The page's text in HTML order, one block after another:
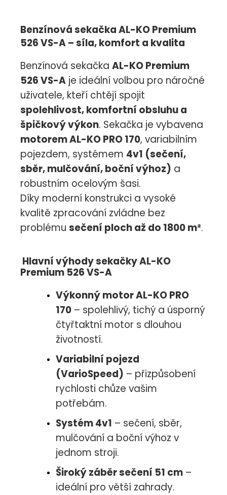
Benzínová sekačka AL-KO Premium
526 VS-A – síla, komfort a kvalita
Benzínová sekačka AL-KO Premium
526 VS-A je ideální volbou pro náročné
uživatele, kteří chtějí spojit
spolehlivost, komfortní obsluhu a
špičkový výkon. Sekačka je vybavena
motorem AL-KO PRO 170, variabilním
pojezdem, systémem 4v1 (sečení,
sběr, mulčování, boční výhoz) a
robustním ocelovým šasi.
Díky moderní konstrukci a vysoké
kvalitě zpracování zvládne bez
problému sečení ploch až do 1800 m².
Hlavní výhody sekačky AL-KO
Premium 526 VS-A
Výkonný motor AL-KO PRO
170 – spolehlivý, tichý a úsporný
čtyřtaktní motor s dlouhou
životností.
Variabilní pojezd
(VarioSpeed) – přizpůsobení
rychlosti chůze vašim
potřebám.
Systém 4v1 – sečení, sběr,
mulčování a boční výhoz v
jednom stroji.
Široký záběr sečení 51 cm –
ideální pro větší zahrady.